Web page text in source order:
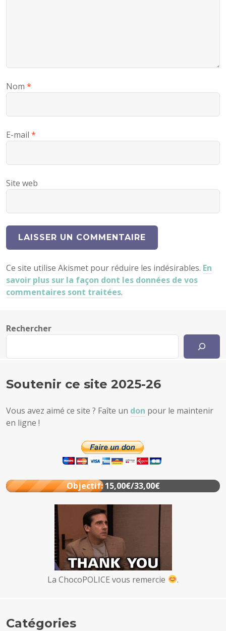
Nom *
E-mail *
Site web
Ce site utilise Akismet pour réduire les indésirables. En
savoir plus sur la façon dont les données de vos
commentaires sont traitées.
Rechercher
Soutenir ce site 2025-26
Vous avez aimé ce site ? Faîte un don pour le maintenir
en ligne !
Objectif: 15,00€/33,00€
La ChocoPOLICE vous remercie .
Catégories